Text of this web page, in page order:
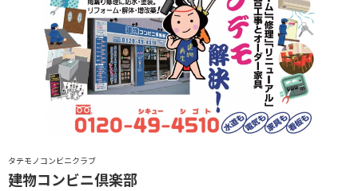
タテモノコンビニクラブ
建物コンビニ倶楽部